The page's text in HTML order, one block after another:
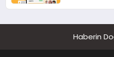
Haberin